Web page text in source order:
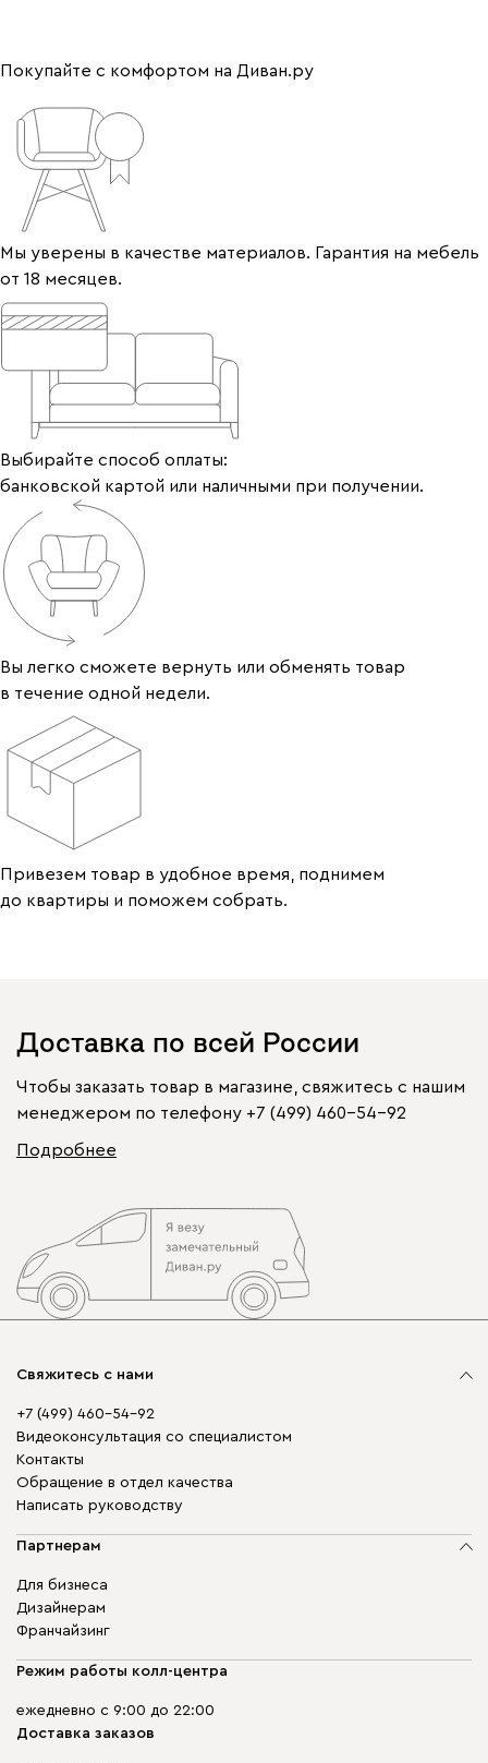
Покупайте с комфортом на Диван.ру
Мы уверены в качестве материалов. Гарантия на мебель
от 18 месяцев.
Выбирайте способ оплаты:
банковской картой или наличными при получении.
Вы легко сможете вернуть или обменять товар
в течение одной недели.
Привезем товар в удобное время, поднимем
до квартиры и поможем собрать.
Доставка по всей России
Чтобы заказать товар в магазине, свяжитесь с нашим
менеджером по телефону +7 (499) 460-54-92
Подробнее
Свяжитесь с нами
+7 (499) 460-54-92
Видеоконсультация со специалистом
Контакты
Обращение в отдел качества
Написать руководству
Партнерам
Для бизнеса
Дизайнерам
Франчайзинг
Режим работы колл-центра
ежедневно с 9:00 до 22:00
Доставка заказов